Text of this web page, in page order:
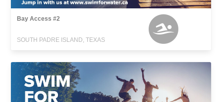
Bay Access #2
SOUTH PADRE ISLAND, TEXAS